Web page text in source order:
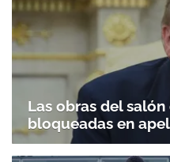
Las obras del
bloqueadas en